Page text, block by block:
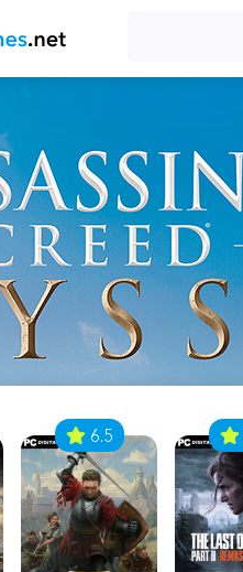
6.5